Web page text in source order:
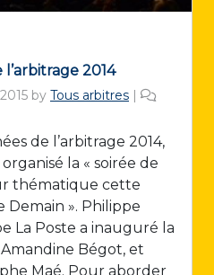
l’arbitrage 2014
by Tous arbitres |
de l’arbitrage 2014,
la « soirée de
thématique cette
Demain ». Philippe
La Poste a inauguré la
Bégot, et
Maé. Pour aborder